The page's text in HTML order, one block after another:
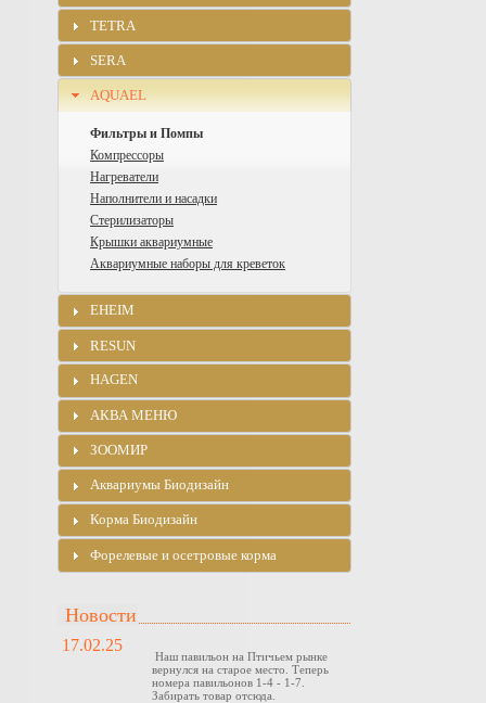
TETRA
SERA
AQUAEL
Фильтры и Помпы
Компрессоры
Нагреватели
Наполнители и насадки
Стерилизаторы
Крышки аквариумные
Аквариумные наборы для креветок
EHEIM
RESUN
HAGEN
АКВА МЕНЮ
ЗООМИР
Аквариумы Биодизайн
Корма Биодизайн
Форелевые и осетровые корма
Новости
17.02.25
Наш павильон на Птичьем рынке
вернулся на старое место. Теперь
номера павильонов 1-4 - 1-7.
Забирать товар отсюда.